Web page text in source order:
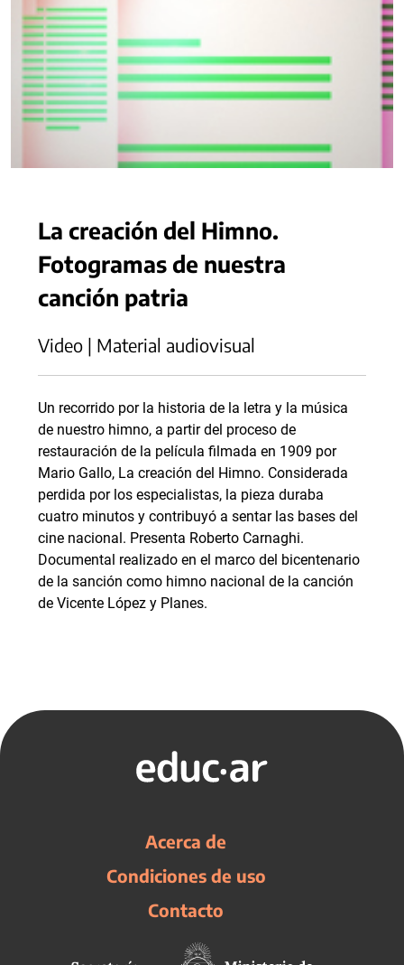
La creación del Himno.
Fotogramas de nuestra
canción patria
Video | Material audiovisual
Un recorrido por la historia de la letra y la música
de nuestro himno, a partir del proceso de
restauración de la película filmada en 1909 por
Mario Gallo, La creación del Himno. Considerada
perdida por los especialistas, la pieza duraba
cuatro minutos y contribuyó a sentar las bases del
cine nacional. Presenta Roberto Carnaghi.
Documental realizado en el marco del bicentenario
de la sanción como himno nacional de la canción
de Vicente López y Planes.
Acerca de
Condiciones de uso
Contacto